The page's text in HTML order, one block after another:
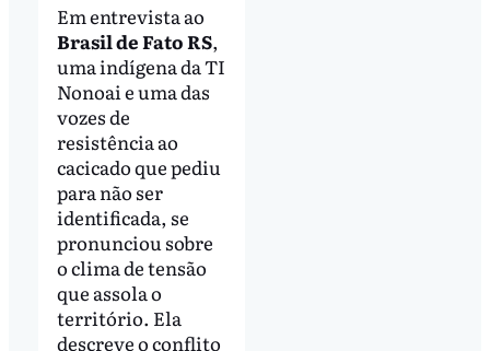
Em entrevista ao
Brasil de Fato RS,
uma indígena da TI
Nonoai e uma das
vozes de
resistência ao
cacicado que pediu
para não ser
identificada, se
pronunciou sobre
o clima de tensão
que assola o
território. Ela
descreve o conflito